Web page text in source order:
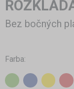
Bez bočných
Farba: